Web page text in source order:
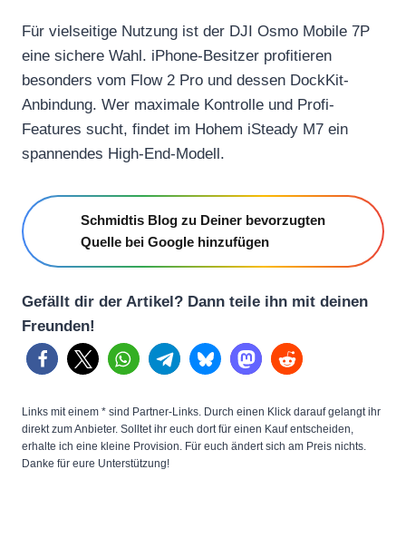
Für vielseitige Nutzung ist der DJI Osmo Mobile 7P
eine sichere Wahl. iPhone-Besitzer profitieren
besonders vom Flow 2 Pro und dessen DockKit-
Anbindung. Wer maximale Kontrolle und Profi-
Features sucht, findet im Hohem iSteady M7 ein
spannendes High-End-Modell.
Schmidtis Blog zu Deiner bevorzugten
Quelle bei Google hinzufügen
Gefällt dir der Artikel? Dann teile ihn mit deinen
Freunden!
Links mit einem * sind Partner-Links. Durch einen Klick darauf gelangt ihr
direkt zum Anbieter. Solltet ihr euch dort für einen Kauf entscheiden,
erhalte ich eine kleine Provision. Für euch ändert sich am Preis nichts.
Danke für eure Unterstützung!